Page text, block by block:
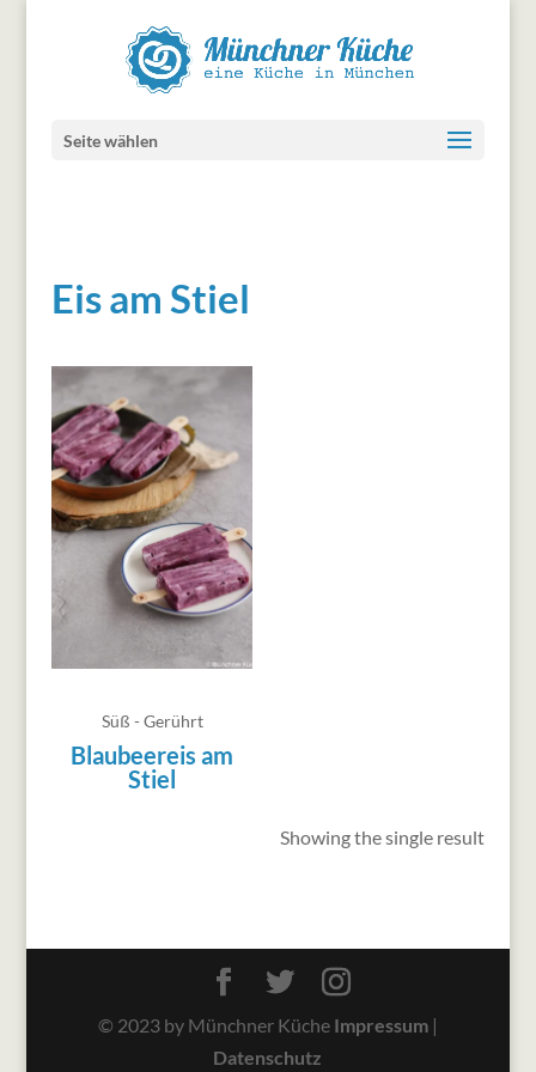
Seite wählen
Eis am Stiel
Süß - Gerührt
Blaubeereis am
Stiel
Showing the single result
© 2023 by Münchner Küche Impressum|
Datenschutz